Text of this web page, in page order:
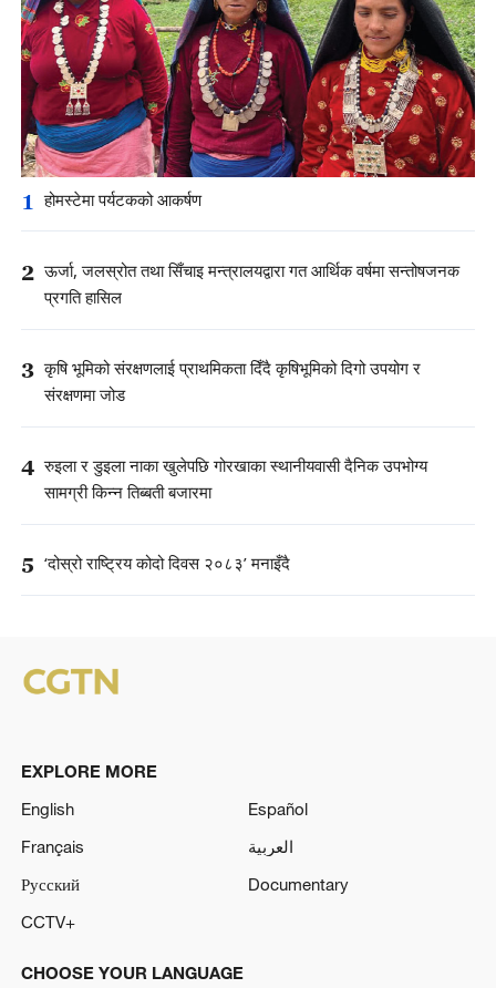
1 होमस्टेमा पर्यटकको आकर्षण
2 ऊर्जा, जलस्रोत तथा सिँचाइ मन्त्रालयद्वारा गत आर्थिक वर्षमा सन्तोषजनक
प्रगति हासिल
3 कृषि भूमिको संरक्षणलाई प्राथमिकता दिँदै कृषिभूमिको दिगो उपयोग र
संरक्षणमा जोड
4 रुइला र डुइला नाका खुलेपछि गोरखाका स्थानीयवासी दैनिक उपभोग्य
सामग्री किन्न तिब्बती बजारमा
5 ‘दोस्रो राष्ट्रिय कोदो दिवस २०८३’ मनाइँदै
EXPLORE MORE
English
Español
Français
العربية
Русский
Documentary
CCTV+
CHOOSE YOUR LANGUAGE